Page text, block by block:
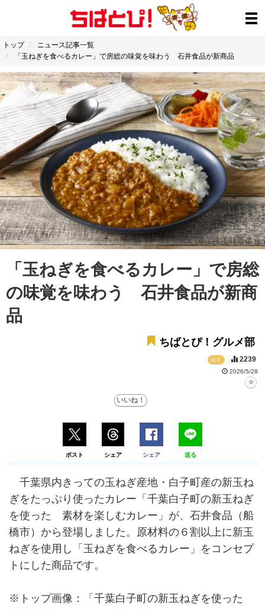
トップ
ニュース記事一覧
「玉ねぎを食べるカレー」で房総の味覚を味わう 石井食品が新商品
「玉ねぎを食べるカレー」で房総
の味覚を味わう 石井食品が新商
品
ちばとぴ！グルメ部
白子 2239
2026/5/28
ポスト シェア シェア 送る
千葉県内きっての玉ねぎ産地・白子町産の新玉ね
ぎをたっぷり使ったカレー「千葉白子町の新玉ねぎ
を使った 素材を楽しむカレー」が、石井食品（船
橋市）から登場しました。原材料の６割以上に新玉
ねぎを使用し「玉ねぎを食べるカレー」をコンセプ
トにした商品です。
※トップ画像：「千葉白子町の新玉ねぎを使った